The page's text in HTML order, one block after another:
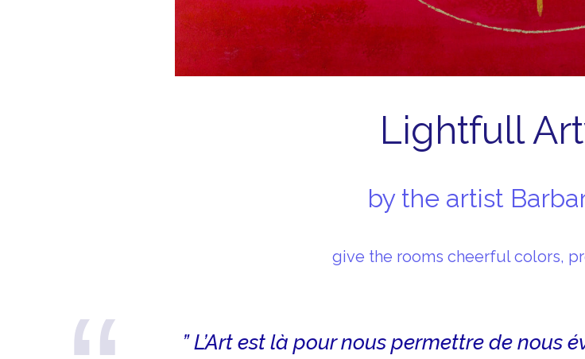
Lightfull
by the artist
give the rooms cheerful colors,
” L’Art est là pour nous permettre de nous